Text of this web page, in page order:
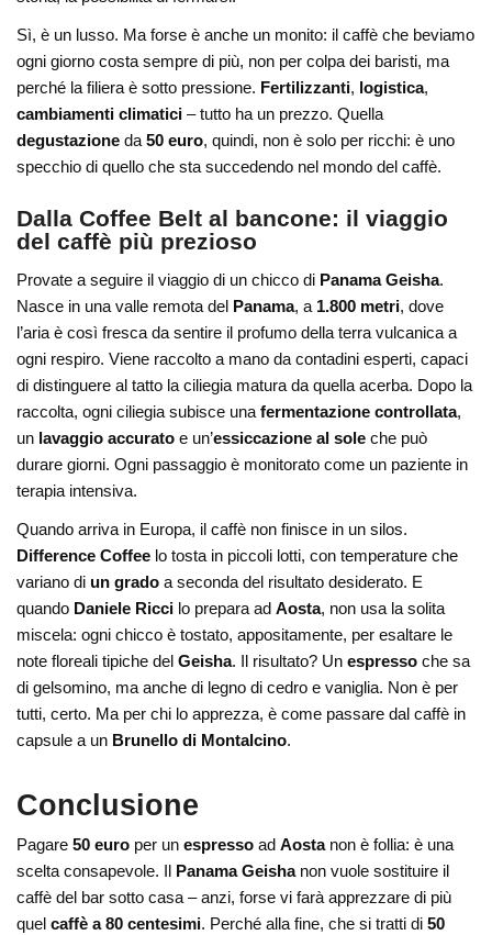
Sì, è un lusso. Ma forse è anche un monito: il caffè che beviamo
ogni giorno costa sempre di più, non per colpa dei baristi, ma
perché la filiera è sotto pressione. Fertilizzanti, logistica,
cambiamenti climatici – tutto ha un prezzo. Quella
degustazione da50 euro, quindi, non è solo per ricchi: è uno
specchio di quello che sta succedendo nel mondo del caffè.
Dalla Coffee Belt al bancone: il viaggio
del caffè più prezioso
Provate a seguire il viaggio di un chicco di Panama Geisha.
Nasce in una valle remota del Panama, a 1.800 metri, dove
l’aria è così fresca da sentire il profumo della terra vulcanica a
ogni respiro. Viene raccolto a mano da contadini esperti, capaci
di distinguere al tatto la ciliegia matura da quella acerba. Dopo la
raccolta, ogni ciliegia subisce unafermentazione controllata,
un lavaggio accurato e un’essiccazione al sole che può
durare giorni. Ogni passaggio è monitorato come un paziente in
terapia intensiva.
Quando arriva in Europa, il caffè non finisce in un silos.
Difference Coffee lo tosta in piccoli lotti, con temperature che
variano di un grado a seconda del risultato desiderato. E
quando Daniele Ricci lo prepara adAosta, non usa la solita
miscela: ogni chicco è tostato, appositamente, per esaltare le
note floreali tipiche delGeisha. Il risultato? Unespresso che sa
di gelsomino, ma anche di legno di cedro e vaniglia. Non è per
tutti, certo. Ma per chi lo apprezza, è come passare dal caffè in
capsule a un Brunello di Montalcino.
Conclusione
Pagare50 euro per unespresso adAostanon è follia: è una
scelta consapevole. Il Panama Geishanon vuole sostituire il
caffè del bar sotto casa – anzi, forse vi farà apprezzare di più
quelcaffè a 80 centesimi. Perché alla fine, che si tratti di50